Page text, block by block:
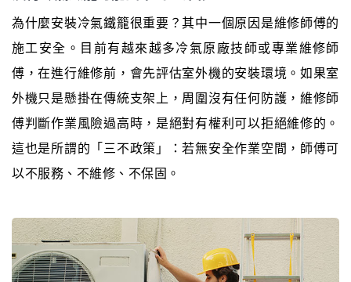
為什麼安裝冷氣鐵籠很重要？其中一個原因是維修師傅的
施工安全。目前有越來越多冷氣原廠技師或專業維修師
傅，在進行維修前，會先評估室外機的安裝環境。如果室
外機只是懸掛在傳統支架上，周圍沒有任何防護，維修師
傅判斷作業風險過高時，是絕對有權利可以拒絕維修的。
這也是所謂的「三不政策」：若無安全作業空間，師傅可
以不服務、不維修、不保固。